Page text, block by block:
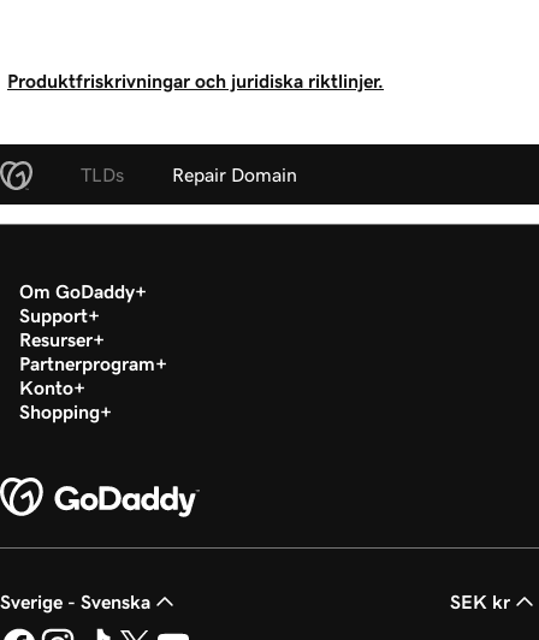
Produktfriskrivningar och juridiska riktlinjer.
TLDs Repair Domain
Om GoDaddy
Support
Resurser
Partnerprogram
Konto
Shopping
Sverige - Svenska SEK kr